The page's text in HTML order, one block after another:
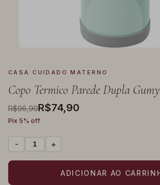
CASA CUIDADO MATERNO
Copo Termico Parede Dupla Gumy
R$96,90R$74,90
Pix 5% off
- +